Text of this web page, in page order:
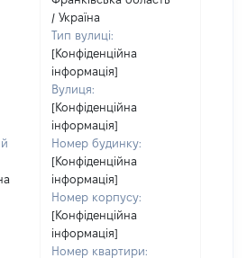
/ Україна
Тип вулиці:
[Конфіденційна
інформація]
Вулиця:
[Конфіденційна
інформація]
Номер будинку:
[Конфіденційна
інформація]
Номер корпусу:
[Конфіденційна
інформація]
Номер квартири: